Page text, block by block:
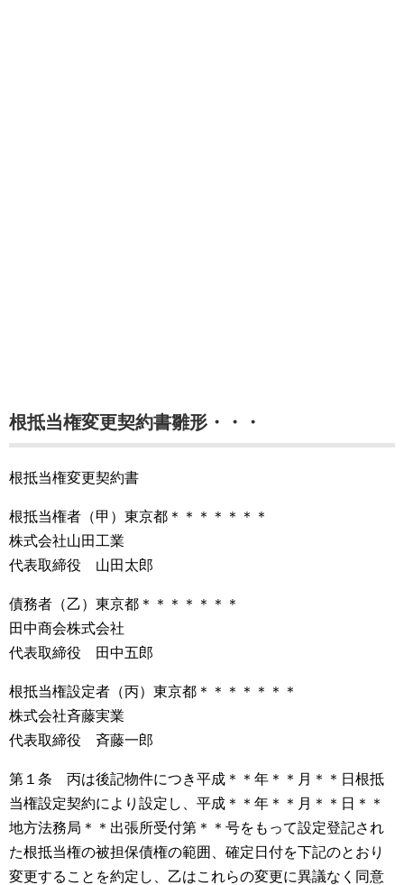
根抵当権変更契約書雛形・・・
根抵当権変更契約書
根抵当権者（甲）東京都＊＊＊＊＊＊＊
株式会社山田工業
代表取締役 山田太郎
債務者（乙）東京都＊＊＊＊＊＊＊
田中商会株式会社
代表取締役 田中五郎
根抵当権設定者（丙）東京都＊＊＊＊＊＊＊
株式会社斉藤実業
代表取締役 斉藤一郎
第１条 丙は後記物件につき平成＊＊年＊＊月＊＊日根抵
当権設定契約により設定し、平成＊＊年＊＊月＊＊日＊＊
地方法務局＊＊出張所受付第＊＊号をもって設定登記され
た根抵当権の被担保債権の範囲、確定日付を下記のとおり
変更することを約定し、乙はこれらの変更に異議なく同意